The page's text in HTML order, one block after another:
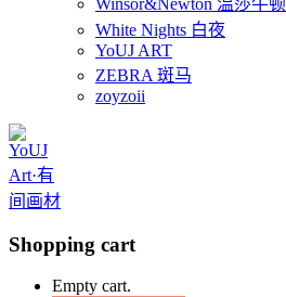
Winsor&Newton 温莎牛顿
White Nights 白夜
YoUJ ART
ZEBRA 斑马
zoyzoii
Shopping cart
Empty cart.